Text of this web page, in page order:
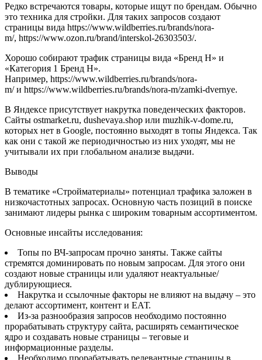
Редко встречаются товары, которые ищут по брендам. Обычно
это техника для стройки. Для таких запросов создают
страницы вида https://www.wildberries.ru/brands/nora-
m/, https://www.ozon.ru/brand/interskol-26303503/.
Хорошо собирают трафик страницы вида «Бренд Н» и
«Категория 1 Бренд Н».
Например, https://www.wildberries.ru/brands/nora-
m/ и https://www.wildberries.ru/brands/nora-m/zamki-dvernye.
В Яндексе присутствует накрутка поведенческих факторов.
Сайты ostmarket.ru, dushevaya.shop или muzhik-v-dome.ru,
которых нет в Google, постоянно выходят в топы Яндекса. Так
как они с такой же периодичностью из них уходят, мы не
учитывали их при глобальном анализе выдачи.
Выводы
В тематике «Стройматериалы» потенциал трафика заложен в
низкочастотных запросах. Основную часть позиций в поиске
занимают лидеры рынка с широким товарным ассортиментом.
Основные инсайты исследования:
Топы по ВЧ-запросам прочно заняты. Также сайты
стремятся доминировать по новым запросам. Для этого они
создают новые страницы или удаляют неактуальные/
дублирующиеся.
Накрутка и ссылочные факторы не влияют на выдачу – это
делают ассортимент, контент и ЕАТ.
Из-за разнообразия запросов необходимо постоянно
прорабатывать структуру сайта, расширять семантическое
ядро и создавать новые страницы – теговые и
информационные разделы.
Необходимо прорабатывать релевантные страницы в